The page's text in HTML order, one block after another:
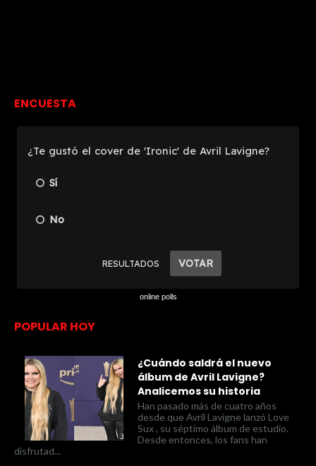
ENCUESTA
online polls
POPULAR HOY
¿Cuándo saldrá el nuevo
álbum de Avril Lavigne?
Analicemos su historia
Han pasado más de cuatro años
desde que Avril Lavigne lanzó Love
Sux , su séptimo álbum de estudio.
Desde entonces, los fans han
disfrutad...